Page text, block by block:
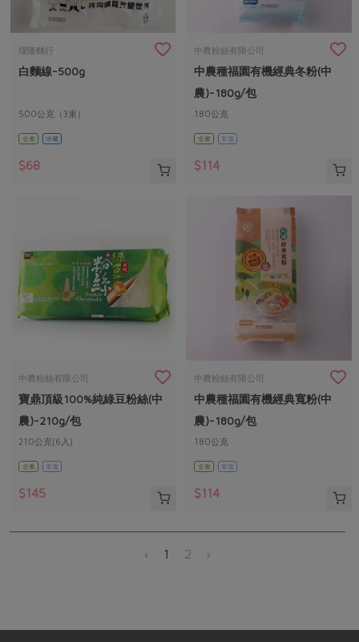
燿隆麵行
白麵線-500g
500公克（3束）
全素 冷藏
$68
中農粉絲有限公司
中農種福園有機經典冬粉(中
農)-180g/包
180公克
全素 常溫
$114
中農粉絲有限公司
寶鼎頂級100%純綠豆粉絲(中
農)-210g/包
210公克(6入)
全素 常溫
$145
中農粉絲有限公司
中農種福園有機經典寬粉(中
農)-180g/包
180公克
全素 常溫
$114
‹ 1 2 ›